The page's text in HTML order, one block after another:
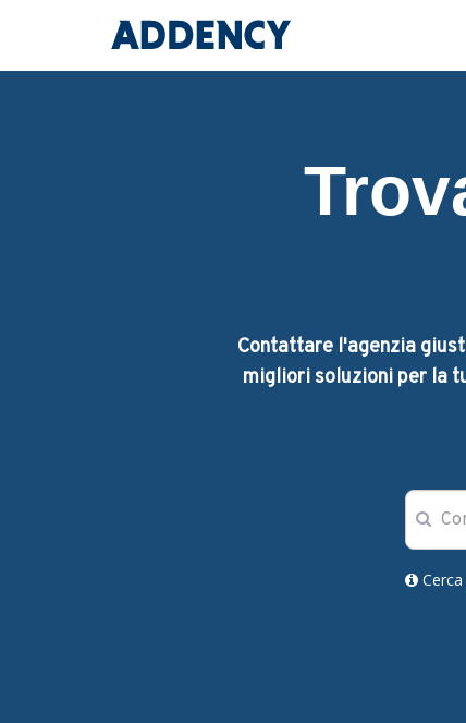
Contattare l'agenzia
migliori soluzioni per la